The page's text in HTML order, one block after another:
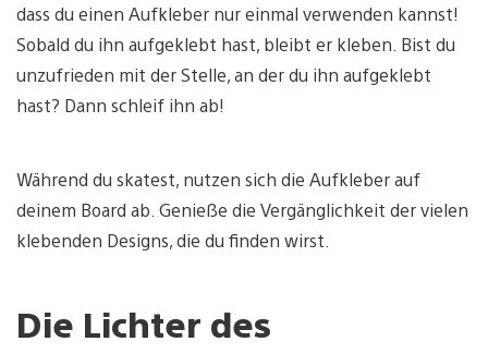
dass du einen Aufkleber nur einmal verwenden kannst!
Sobald du ihn aufgeklebt hast, bleibt er kleben. Bist du
unzufrieden mit der Stelle, an der du ihn aufgeklebt
hast? Dann schleif ihn ab!
Während du skatest, nutzen sich die Aufkleber auf
deinem Board ab. Genieße die Vergänglichkeit der vielen
klebenden Designs, die du finden wirst.
Die Lichter des